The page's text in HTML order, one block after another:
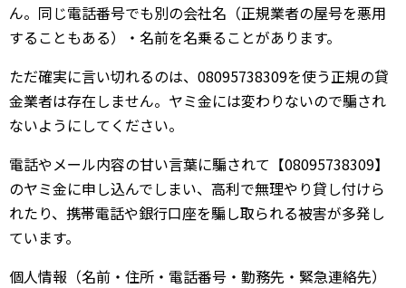
ん。同じ電話番号でも別の会社名（正規業者の屋号を悪用
することもある）・名前を名乗ることがあります。
ただ確実に言い切れるのは、08095738309を使う正規の貸
金業者は存在しません。ヤミ金には変わりないので騙され
ないようにしてください。
電話やメール内容の甘い言葉に騙されて【08095738309】
のヤミ金に申し込んでしまい、高利で無理やり貸し付けら
れたり、携帯電話や銀行口座を騙し取られる被害が多発し
ています。
個人情報（名前・住所・電話番号・勤務先・緊急連絡先）